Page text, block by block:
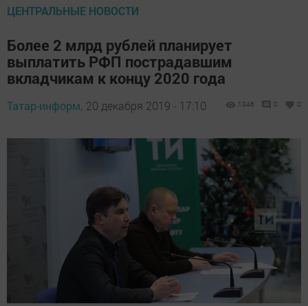
ЦЕНТРАЛЬНЫЕ НОВОСТИ
Более 2 млрд рублей планирует
выплатить РФП пострадавшим
вкладчикам к концу 2020 года
Татар-информ, 20 декабря 2019 - 17:10 1346 0 0